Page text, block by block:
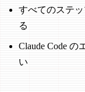
すべてのステ
る
Claude Code
い